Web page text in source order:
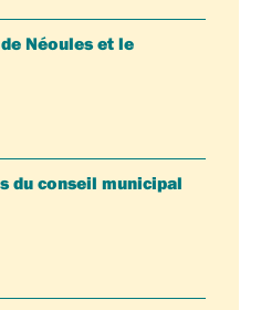
Néoules et le
du conseil municipal